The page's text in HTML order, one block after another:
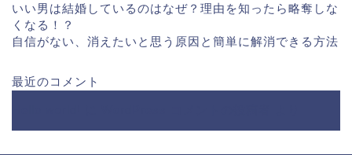
いい男は結婚しているのはなぜ？理由を知ったら略奪しな
くなる！？
自信がない、消えたいと思う原因と簡単に解消できる方法
最近のコメント